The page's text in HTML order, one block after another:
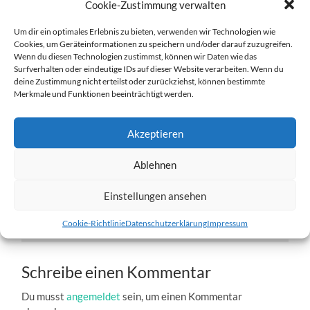
Cookie-Zustimmung verwalten
Um dir ein optimales Erlebnis zu bieten, verwenden wir Technologien wie
Cookies, um Geräteinformationen zu speichern und/oder darauf zuzugreifen.
Wenn du diesen Technologien zustimmst, können wir Daten wie das
Surfverhalten oder eindeutige IDs auf dieser Website verarbeiten. Wenn du
deine Zustimmung nicht erteilst oder zurückziehst, können bestimmte
Merkmale und Funktionen beeinträchtigt werden.
Akzeptieren
Ablehnen
Einstellungen ansehen
Cookie-RichtlinieDatenschutzerklärungImpressum
w1-14.01.2012.jpg
Nächster»
Schreibe einen Kommentar
Du musstangemeldet sein, um einen Kommentar